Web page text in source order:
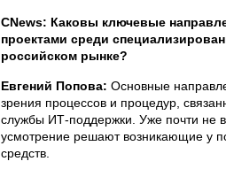
CNews: Каковы ключевые
проектами среди
российском рынке?
Евгений Попова: Основные
зрения процессов и процедур,
службы ИТ-поддержки. Уже почти не
усмотрение решают возникающие у
средств.